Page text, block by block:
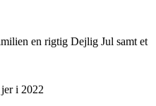
en rigtig Dejlig Jul samt et
i 2022